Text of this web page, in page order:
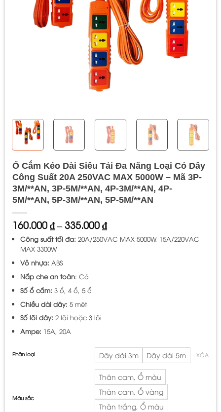
Ổ Cắm Kéo Dài Siêu Tải Đa Năng Loại Có Dây
Công Suất 20A 250VAC MAX 5000W – Mã 3P-
3M/**AN, 3P-5M/**AN, 4P-3M/**AN, 4P-
5M/**AN, 5P-3M/**AN, 5P-5M/**AN
160.000₫– 335.000₫Khoảng
giá:
từ
Công suất tối đa: 20A/250VAC MAX 5000W, 15A/220VAC
MAX 3300W
Vỏ nhựa: ABS
Nắp che an toàn: Có
Số ổ cắm: 3 ổ, 4 ổ, 5 ổ
Chiều dài dây: 5 mét
Số lõi dây: 2 lõi hoặc 3 lõi
Ampe: 15A, 20A
Phân loại Dây dài 3m Dây dài 5m
Màu sắc
Thân cam, Ổ màu
Thân cam, Ổ vàng
Thân trắng, Ổ màu
XÓA